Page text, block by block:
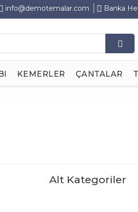
info@demotemalar.com Banka
KEMERLER ÇANTALAR
Alt Kategoriler